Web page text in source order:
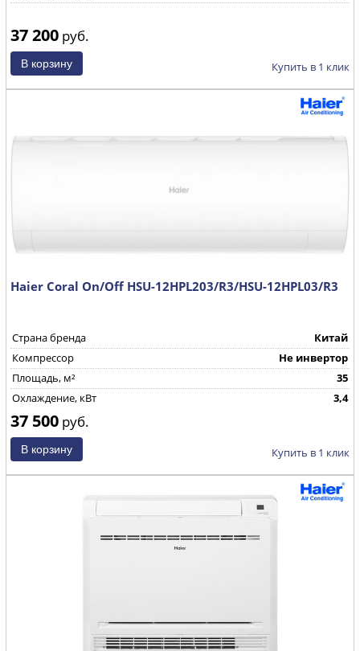
37 200 руб.
Купить в 1 клик
Haier Coral On/Off HSU-12HPL203/R3/HSU-12HPL03/R3
Страна бренда
Китай
Компрессор
Не инвертор
Площадь, м²
35
Охлаждение, кВт
3,4
37 500 руб.
Купить в 1 клик